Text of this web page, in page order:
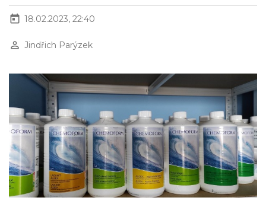
today 18.02.2023, 22:40
perm_identity Jindřich Parýzek